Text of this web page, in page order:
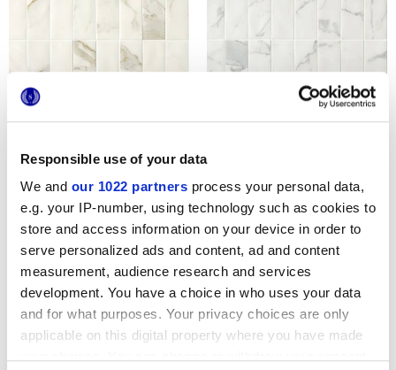
Responsible use of your data
We and our 1022 partners process your personal data,
e.g. your IP-number, using technology such as cookies to
store and access information on your device in order to
serve personalized ads and content, ad and content
measurement, audience research and services
development. You have a choice in who uses your data
and for what purposes. Your privacy choices are only
applicable on this digital property where you have made
CALACATTA ORO FINO